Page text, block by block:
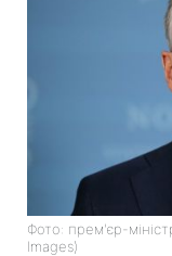
Фото: прем'єр-
Images)